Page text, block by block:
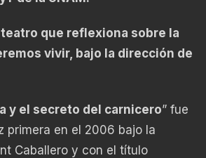
teatro que reflexiona sobre la
vivir, bajo la dirección de
y el secreto del carnicero” fue
primera en el 2006 bajo la
Caballero y con el título